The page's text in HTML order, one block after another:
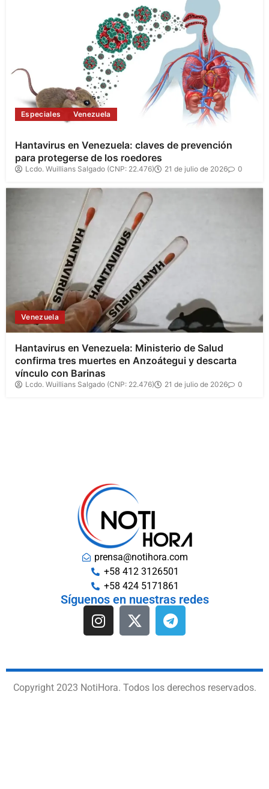
Especiales Venezuela
Hantavirus en Venezuela: claves de prevención
para protegerse de los roedores
Lcdo. Wuillians Salgado (CNP: 22.476) 21 de julio de 2026 0
Venezuela
Hantavirus en Venezuela: Ministerio de Salud
confirma tres muertes en Anzoátegui y descarta
vínculo con Barinas
Lcdo. Wuillians Salgado (CNP: 22.476) 21 de julio de 2026 0
prensa@notihora.com
+58 412 3126501
+58 424 5171861
Síguenos en nuestras redes
Copyright 2023 NotiHora. Todos los derechos reservados.